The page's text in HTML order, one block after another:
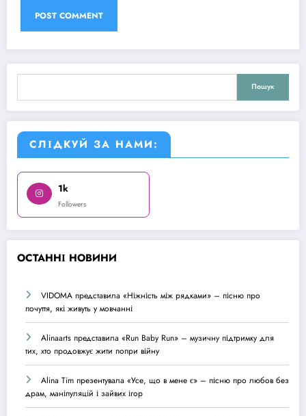
Пошук
СЛІДКУЙ ЗА НАМИ:
1k
Followers
ОСТАННІ НОВИНИ
VIDOMA представила «Ніжність між рядками» – пісню про
почуття, які живуть у мовчанні
Alinaarts представила «Run Baby Run» – музичну підтримку для
тих, хто продовжує жити попри війну
Alina Tim презентувала «Усе, що в мене є» – пісню про любов без
драм, маніпуляцій і зайвих ігор